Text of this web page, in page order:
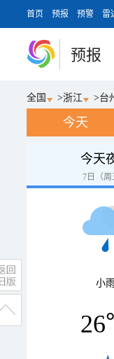
首页 预报 预警 雷
预报
全国 >浙江 >台
今天
今天
7日（周
小雨
26